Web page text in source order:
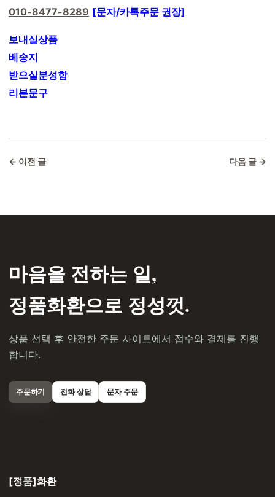
010-8477-8289 [문자/카톡주문 권장]
보내실상품
베송지
받으실분성함
리본문구
← 이전 글 다음 글 →
마음을 전하는 일,
정품화환으로 정성껏.
상품 선택 후 안전한 주문 사이트에서 접수와 결제를 진행
합니다.
주문하기 전화 상담 문자 주문
[정품]화환